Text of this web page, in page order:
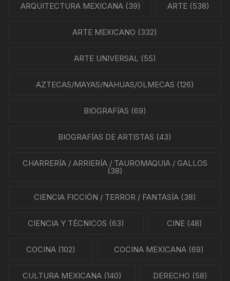
ARQUITECTURA MEXICANA(39) ARTE (538)
ARTE MEXICANO (332)
ARTE UNIVERSAL (55)
AZTECAS/MAYAS/NAHUAS/OLMECAS (126)
BIOGRAFÍAS (69)
BIOGRAFÍAS DE ARTISTAS (43)
CHARRERÍA / ARRIERÍA / TAUROMAQUIA / GALLOS
(38)
CIENCIA FICCIÓN / TERROR / FANTASÍA(38)
CIENCIA Y TÉCNICOS (63) CINE(48)
COCINA(102) COCINA MEXICANA (69)
CULTURA MEXICANA(140) DERECHO (58)